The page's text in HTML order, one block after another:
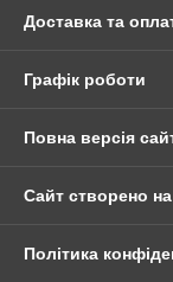
Доставка та
Графік роботи
Повна версія
Сайт створено
Політика